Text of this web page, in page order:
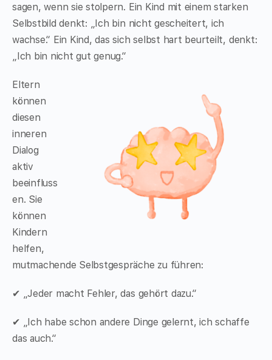
sagen, wenn sie stolpern. Ein Kind mit einem starken
Selbstbild denkt: „Ich bin nicht gescheitert, ich
wachse.“ Ein Kind, das sich selbst hart beurteilt, denkt:
„Ich bin nicht gut genug.“
Eltern
können
diesen
inneren
Dialog
aktiv
beeinfluss
en. Sie
können
Kindern
helfen,
mutmachende Selbstgespräche zu führen:
✔ „Jeder macht Fehler, das gehört dazu.“
✔ „Ich habe schon andere Dinge gelernt, ich schaffe
das auch.“